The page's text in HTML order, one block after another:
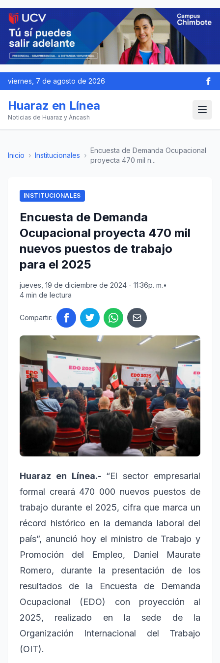
viernes, 7 de agosto de 2026
Huaraz en Línea
Noticias de Huaraz y Áncash
Inicio › Institucionales ›
Encuesta de Demanda Ocupacional
proyecta 470 mil n...
INSTITUCIONALES
Encuesta de Demanda
Ocupacional proyecta 470 mil
nuevos puestos de trabajo
para el 2025
jueves, 19 de diciembre de 2024 - 11:36p. m.•
4 min de lectura
Compartir:
Huaraz en Línea.- “El sector empresarial
formal creará 470 000 nuevos puestos de
trabajo durante el 2025, cifra que marca un
récord histórico en la demanda laboral del
país”, anunció hoy el ministro de Trabajo y
Promoción del Empleo, Daniel Maurate
Romero, durante la presentación de los
resultados de la Encuesta de Demanda
Ocupacional (EDO) con proyección al
2025, realizado en la sede de la
Organización Internacional del Trabajo
(OIT).